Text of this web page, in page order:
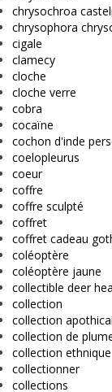
chrysochroa
chrysophora
cigale
clamecy
cloche
cloche verre
cobra
cocaïne
cochon d'inde
coelopleurus
coeur
coffre
coffre sculpté
coffret
coffret cadeau
coléoptère
coléoptère jaune
collectible deer
collection
collection
collection de
collection ethnique
collectionner
collections